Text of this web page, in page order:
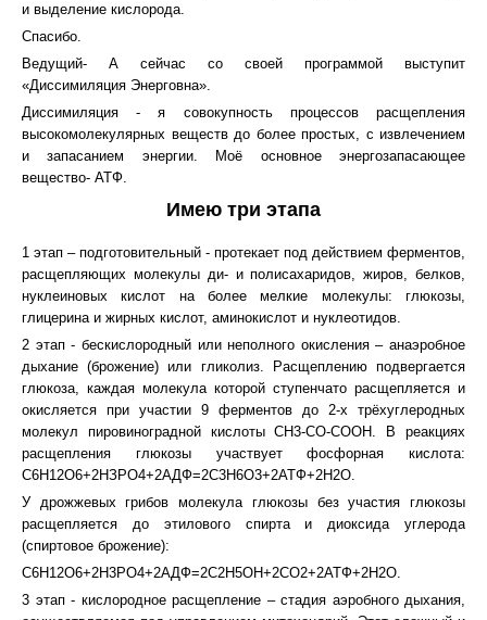
и выделение кислорода.
Спасибо.
Ведущий- А сейчас со своей программой выступит
«Диссимиляция Энерговна».
Диссимиляция - я совокупность процессов расщепления
высокомолекулярных веществ до более простых, с извлечением
и запасанием энергии. Моё основное энергозапасающее
вещество- АТФ.
Имею три этапа
1 этап – подготовительный - протекает под действием ферментов,
расщепляющих молекулы ди- и полисахаридов, жиров, белков,
нуклеиновых кислот на более мелкие молекулы: глюкозы,
глицерина и жирных кислот, аминокислот и нуклеотидов.
2 этап - бескислородный или неполного окисления – анаэробное
дыхание (брожение) или гликолиз. Расщеплению подвергается
глюкоза, каждая молекула которой ступенчато расщепляется и
окисляется при участии 9 ферментов до 2-х трёхуглеродных
молекул пировиноградной кислоты СН3-СО-СООН. В реакциях
расщепления глюкозы участвует фосфорная кислота:
С6Н12О6+2НЗРО4+2АДФ=2С3Н6О3+2АТФ+2Н2О.
У дрожжевых грибов молекула глюкозы без участия глюкозы
расщепляется до этилового спирта и диоксида углерода
(спиртовое брожение):
С6Н12О6+2Н3РО4+2АДФ=2С2Н5ОН+2СО2+2АТФ+2Н2О.
3 этап - кислородное расщепление – стадия аэробного дыхания,